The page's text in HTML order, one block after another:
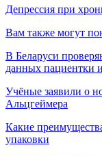
Депрессия при
Вам также могут
В Беларуси
данных пациентки
Учёные заявили о
Альцгеймера
Какие
упаковки